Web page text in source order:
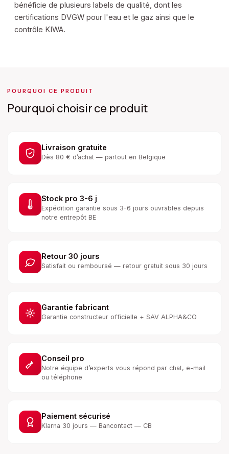
bénéficie de plusieurs labels de qualité, dont les
certifications DVGW pour l'eau et le gaz ainsi que le
contrôle KIWA.
POURQUOI CE PRODUIT
Pourquoi choisir ce produit
Livraison gratuite
Dès 80 € d’achat — partout en Belgique
Stock pro 3-6 j
Expédition garantie sous 3-6 jours ouvrables depuis
notre entrepôt BE
Retour 30 jours
Satisfait ou remboursé — retour gratuit sous 30 jours
Garantie fabricant
Garantie constructeur officielle + SAV ALPHA&CO
Conseil pro
Notre équipe d’experts vous répond par chat, e-mail
ou téléphone
Paiement sécurisé
Klarna 30 jours — Bancontact — CB